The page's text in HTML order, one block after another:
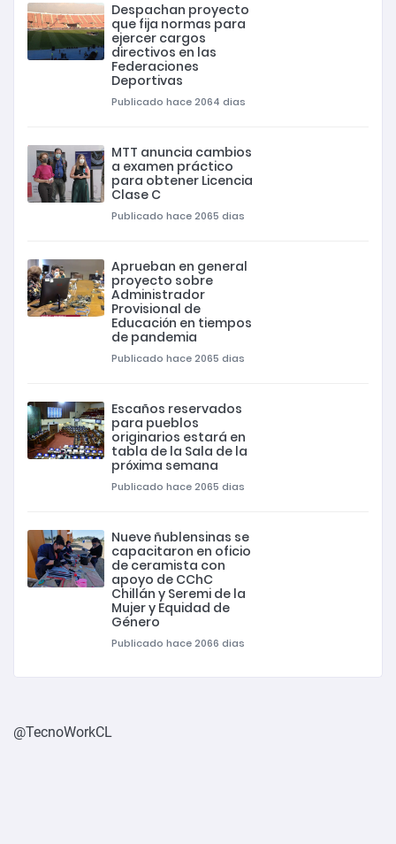
Despachan proyecto
que fija normas para
ejercer cargos
directivos en las
Federaciones
Deportivas
Publicado hace 2064 dias
MTT anuncia cambios
a examen práctico
para obtener Licencia
Clase C
Publicado hace 2065 dias
Aprueban en general
proyecto sobre
Administrador
Provisional de
Educación en tiempos
de pandemia
Publicado hace 2065 dias
Escaños reservados
para pueblos
originarios estará en
tabla de la Sala de la
próxima semana
Publicado hace 2065 dias
Nueve ñublensinas se
capacitaron en oficio
de ceramista con
apoyo de CChC
Chillán y Seremi de la
Mujer y Equidad de
Género
Publicado hace 2066 dias
@TecnoWorkCL